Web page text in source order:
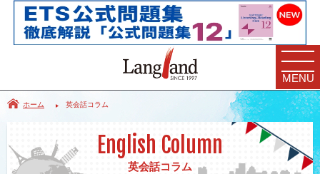
MENU
ホーム 英会話コラム
English Column
英会話コラム